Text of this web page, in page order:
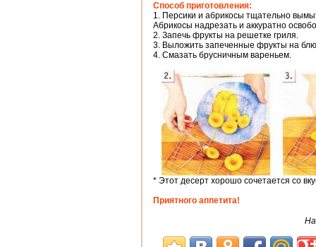
Способ приготовления:
1. Персики и абрикосы тщательно
Абрикосы надрезать и аккуратно
2. Запечь фрукты на решетке гриля.
3. Выложить запеченные фрукты на
4. Смазать брусничным вареньем.
* Этот десерт хорошо сочетается со
Приятного аппетита!